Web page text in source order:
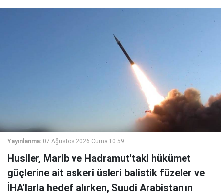
Yayınlanma: 07 Ağustos 2026 Cuma 10:59
Husiler, Marib ve Hadramut'taki hükümet
güçlerine ait askeri üsleri balistik füzeler ve
İHA'larla hedef alırken, Suudi Arabistan'ın